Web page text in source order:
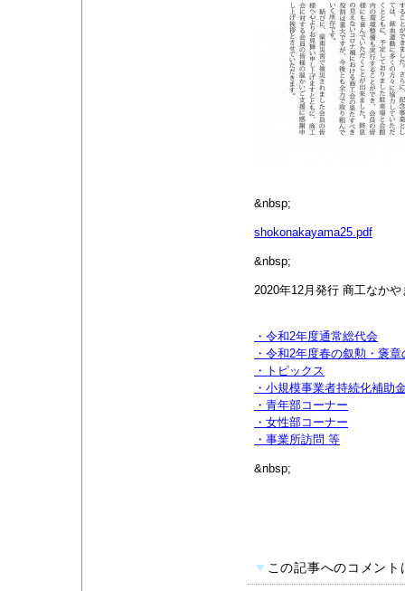
&nbsp;
shokonakayama25.pdf
&nbsp;
2020年12月発行 商工なかや
・令和2年度通常総代会
・令和2年度春の叙勲・褒
・トピックス
・小規模事業者持続化補助
・青年部コーナー
・女性部コーナー
・事業所訪問 等
&nbsp;
▼ この記事へのコメント